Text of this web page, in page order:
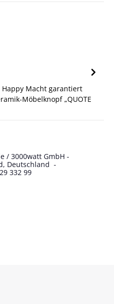
Happy Macht garantiert
Möbelknopf „QUOTE
/ 3000watt GmbH -
Deutschland -
332 99